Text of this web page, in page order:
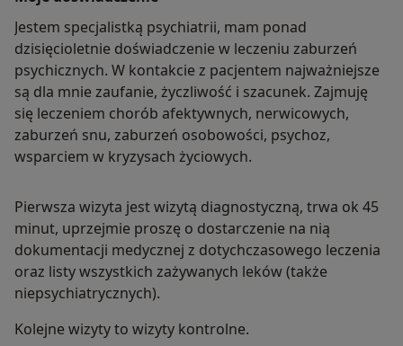
Jestem specjalistką psychiatrii, mam ponad
dzisięcioletnie doświadczenie w leczeniu zaburzeń
psychicznych. W kontakcie z pacjentem najważniejsze
są dla mnie zaufanie, życzliwość i szacunek. Zajmuję
się leczeniem chorób afektywnych, nerwicowych,
zaburzeń snu, zaburzeń osobowości, psychoz,
wsparciem w kryzysach życiowych.
Pierwsza wizyta jest wizytą diagnostyczną, trwa ok 45
minut, uprzejmie proszę o dostarczenie na nią
dokumentacji medycznej z dotychczasowego leczenia
oraz listy wszystkich zażywanych leków (także
niepsychiatrycznych).
Kolejne wizyty to wizyty kontrolne.